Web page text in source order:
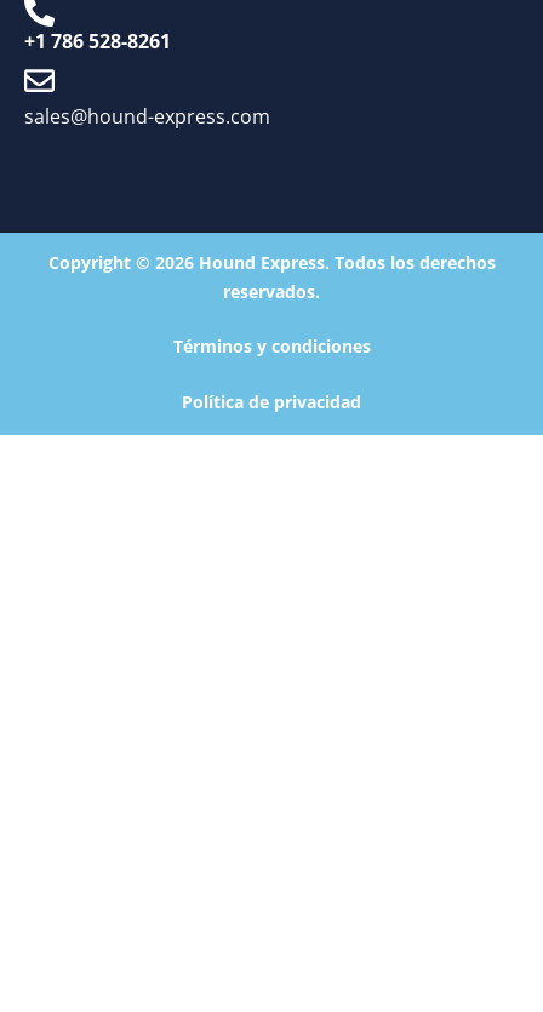
+1 786 528-8261
sales@hound-express.com
Copyright © 2026 Hound Express. Todos los derechos
reservados.
Términos y condiciones
Política de privacidad